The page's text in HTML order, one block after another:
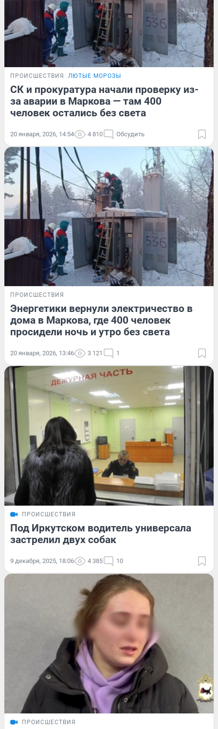
ПРОИСШЕСТВИЯ ЛЮТЫЕ МОРОЗЫ
СК и прокуратура начали проверку из-
за аварии в Маркова — там 400
человек остались без света
20 января, 2026, 14:54 4 810 Обсудить
ПРОИСШЕСТВИЯ
Энергетики вернули электричество в
дома в Маркова, где 400 человек
просидели ночь и утро без света
20 января, 2026, 13:46 3 121 1
ПРОИСШЕСТВИЯ
Под Иркутском водитель универсала
застрелил двух собак
9 декабря, 2025, 18:06 4 385 10
ПРОИСШЕСТВИЯ